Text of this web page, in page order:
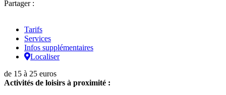
Partager :
Tarifs
Services
Infos supplémentaires
Localiser
de 15 à 25 euros
Activités de loisirs à proximité :